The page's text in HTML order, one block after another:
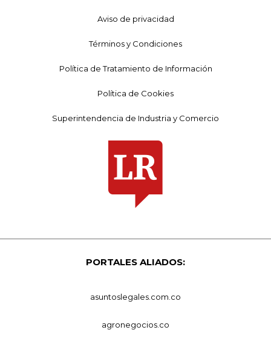
Aviso de privacidad
Términos y Condiciones
Política de Tratamiento de Información
Política de Cookies
Superintendencia de Industria y Comercio
PORTALES ALIADOS:
asuntoslegales.com.co
agronegocios.co